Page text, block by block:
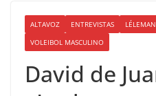
ALTAVOZ ENTREVISTAS
VOLEIBOL MASCULINO
David de